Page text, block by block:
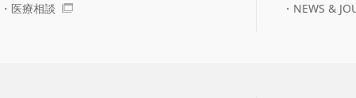
医療相談
NEWS &